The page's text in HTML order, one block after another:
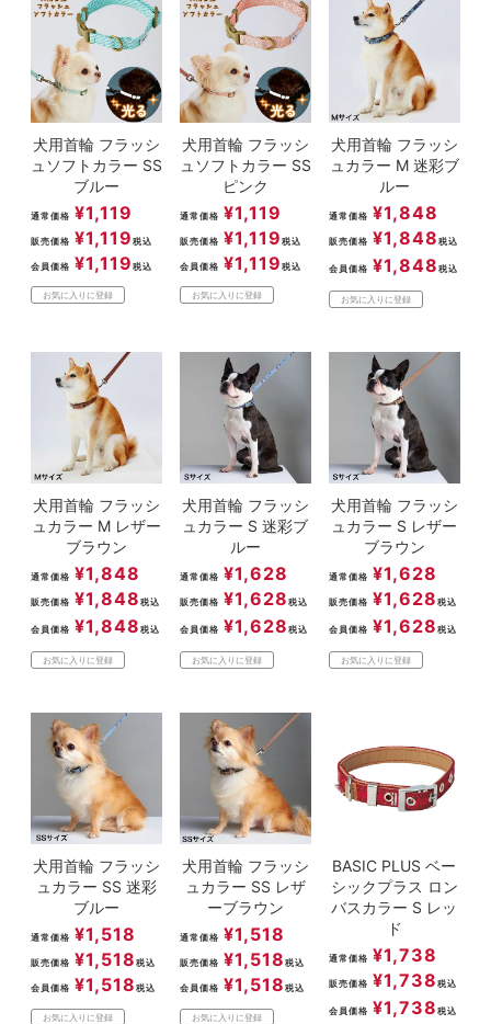
犬用首輪 フラッシ
ュソフトカラー SS
ブルー
通常価格 ¥1,119
販売価格 ¥1,119 税込
会員価格 ¥1,119 税込
お気に入りに登録
犬用首輪 フラッシ
ュソフトカラー SS
ピンク
通常価格 ¥1,119
販売価格 ¥1,119 税込
会員価格 ¥1,119 税込
お気に入りに登録
犬用首輪 フラッシ
ュカラー M 迷彩ブ
ルー
通常価格 ¥1,848
販売価格 ¥1,848 税込
会員価格 ¥1,848 税込
お気に入りに登録
犬用首輪 フラッシ
ュカラー M レザー
ブラウン
通常価格 ¥1,848
販売価格 ¥1,848 税込
会員価格 ¥1,848 税込
お気に入りに登録
犬用首輪 フラッシ
ュカラー S 迷彩ブ
ルー
通常価格 ¥1,628
販売価格 ¥1,628 税込
会員価格 ¥1,628 税込
お気に入りに登録
犬用首輪 フラッシ
ュカラー S レザー
ブラウン
通常価格 ¥1,628
販売価格 ¥1,628 税込
会員価格 ¥1,628 税込
お気に入りに登録
犬用首輪 フラッシ
ュカラー SS 迷彩
ブルー
通常価格 ¥1,518
販売価格 ¥1,518 税込
会員価格 ¥1,518 税込
お気に入りに登録
犬用首輪 フラッシ
ュカラー SS レザ
ーブラウン
通常価格 ¥1,518
販売価格 ¥1,518 税込
会員価格 ¥1,518 税込
お気に入りに登録
BASIC PLUS ベー
シックプラス ロン
バスカラー S レッ
ド
通常価格 ¥1,738
販売価格 ¥1,738 税込
会員価格 ¥1,738 税込